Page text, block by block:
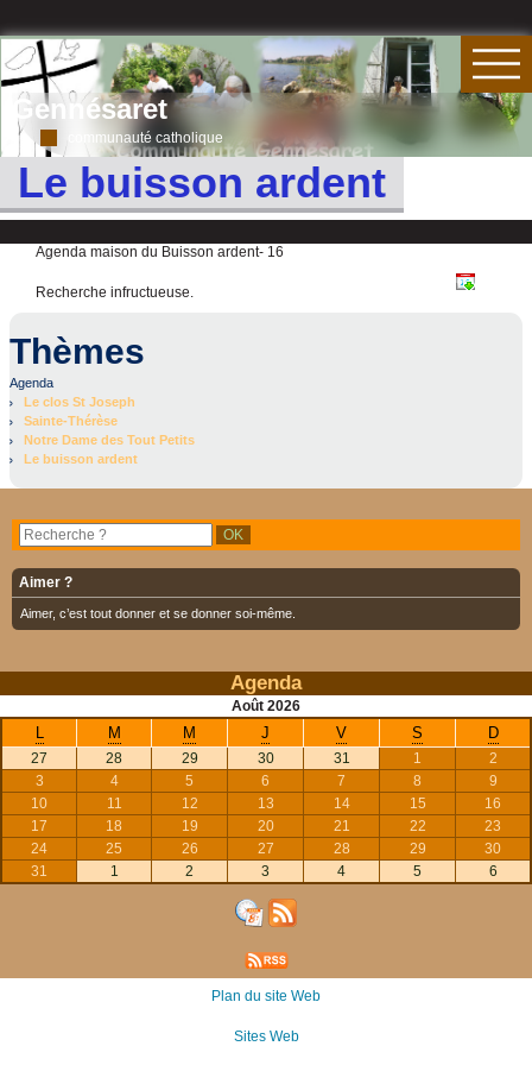
Gennésaret
communauté catholique
Le buisson ardent
Agenda maison du Buisson ardent- 16
Recherche infructueuse.
Thèmes
Agenda
Le clos St Joseph
Sainte-Thérèse
Notre Dame des Tout Petits
Le buisson ardent
Aimer ?
Aimer, c’est tout donner et se donner soi-même.
Agenda
Août 2026
L M M J V S D
27 28 29 30 31 1
2
3
4 5 6 7 8
9
10
11 12 13 14 15
16
17
18 19 20 21 22
23
24
25 26 27 28 29
30
31
1 2 3 4 5 6
Plan du site Web
Sites Web